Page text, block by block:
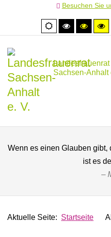
Besuchen Sie
Normale
Ansicht
Hoher
Kontrast
Hoher
Landesfrauenrat
Sachsen-Anhalt
Wenn es einen Glauben gibt,
ist es
Aktuelle Seite: Startseite